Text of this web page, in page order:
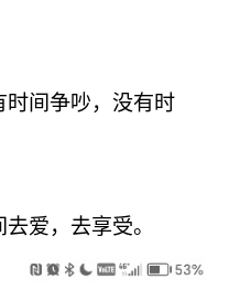
间争吵，没有时
爱，去享受。